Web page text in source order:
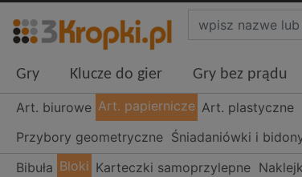
Gry Klucze do gier Gry bez prądu
Art. biurowe Art. papiernicze Art. plastyczne
Przybory geometryczne Śniadaniówki i
Bibuła Bloki Karteczki samoprzylepne